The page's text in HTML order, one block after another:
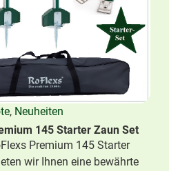
, Neuheiten
145 Starter Zaun Set
Premium 145 Starter
wir Ihnen eine bewährte